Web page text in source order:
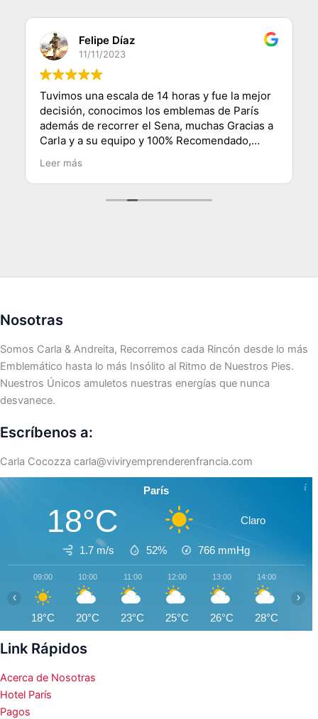
Felipe Díaz
11/11/2023
Tuvimos una escala de 14 horas y fue la mejor
decisión, conocimos los emblemas de París
además de recorrer el Sena, muchas Gracias a
Carla y a su equipo y 100% Recomendado,
saludos desde Chile.
Leer más
Nosotras
Somos Carla & Andreita, Recorremos cada Rincón desde lo más
Emblemático hasta lo más Insólito al Ritmo de Nuestros Pies.
Nuestros Únicos amuletos nuestras energías que nunca
desvanece.
Escríbenos a:
Carla Cocozza carla@viviryemprenderenfrancia.com
París
18°C Claro
1.7 m/s 52% 766 mmHg
09:00
18°C
10:00
20°C
11:00
23°C
12:00
25°C
13:00
26°C
14:00
28°C
‹ ›
Link Rápidos
Acerca de Nosotras
Hotel París
Pagos